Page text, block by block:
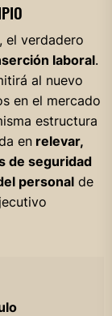
el verdadero
laboral.
al nuevo
en el mercado
estructura
enrelevar,
de seguridad
personalde